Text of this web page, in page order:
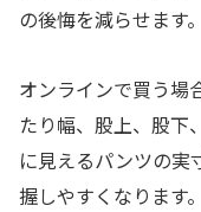
の後悔を減らせます。
オンラインで買う場
たり幅、股上、股下
に見えるパンツの実
握しやすくなります。